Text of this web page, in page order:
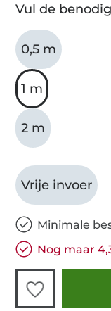
Vul de
0,5 m
1 m
2 m
Vrije invoer
Minimale
Nog maar